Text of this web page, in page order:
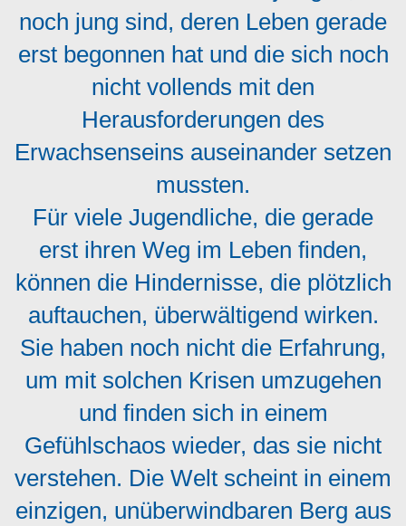
noch jung sind, deren Leben gerade
erst begonnen hat und die sich noch
nicht vollends mit den
Herausforderungen des
Erwachsenseins auseinander setzen
mussten.
Für viele Jugendliche, die gerade
erst ihren Weg im Leben finden,
können die Hindernisse, die plötzlich
auftauchen, überwältigend wirken.
Sie haben noch nicht die Erfahrung,
um mit solchen Krisen umzugehen
und finden sich in einem
Gefühlschaos wieder, das sie nicht
verstehen. Die Welt scheint in einem
einzigen, unüberwindbaren Berg aus